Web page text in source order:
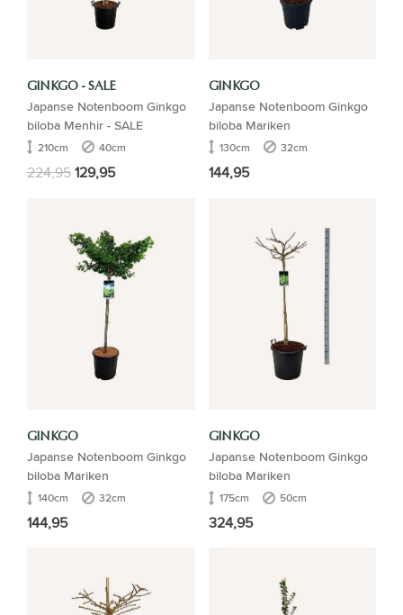
GINKGO - SALE
Japanse Notenboom Ginkgo
biloba Menhir - SALE
210cm 40cm
224,95129,95
GINKGO
Japanse Notenboom Ginkgo
biloba Mariken
130cm 32cm
144,95
GINKGO
Japanse Notenboom Ginkgo
biloba Mariken
140cm 32cm
144,95
GINKGO
Japanse Notenboom Ginkgo
biloba Mariken
175cm 50cm
324,95